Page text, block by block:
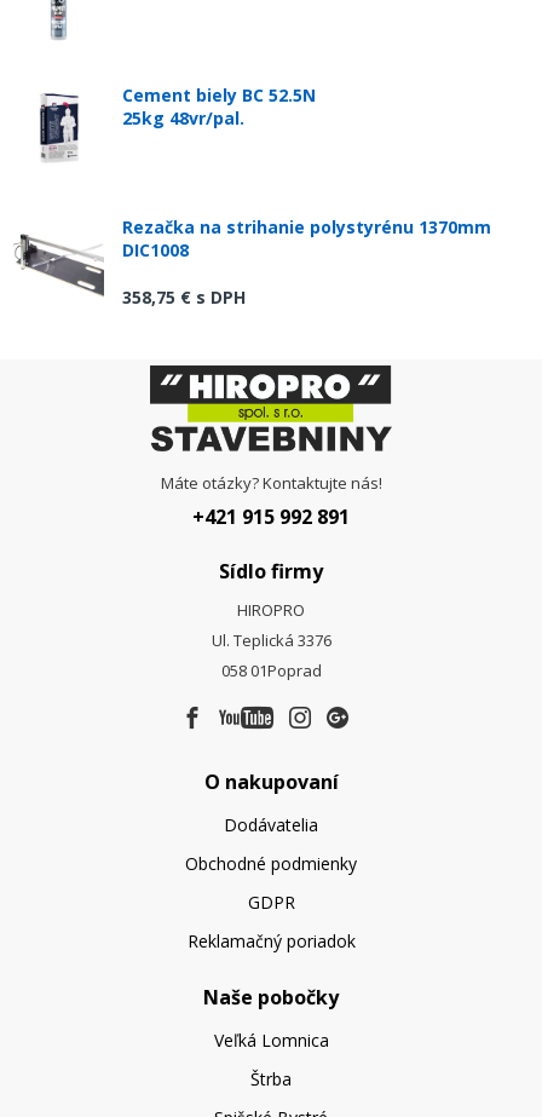
Cement biely BC 52.5N
25kg 48vr/pal.
Rezačka na strihanie polystyrénu 1370mm
DIC1008
358,75 € s DPH
Máte otázky? Kontaktujte nás!
+421 915 992 891
Sídlo firmy
HIROPRO
Ul. Teplická 3376
058 01Poprad
O nakupovaní
Dodávatelia
Obchodné podmienky
GDPR
Reklamačný poriadok
Naše pobočky
Veľká Lomnica
Štrba